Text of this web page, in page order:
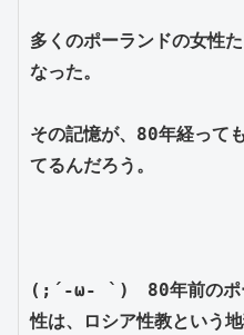
多くのポーランドの女性
なった。
その記憶が、80年経って
てるんだろう。
(;´-ω- `)　80年前のポ
性は、ロシア性教という